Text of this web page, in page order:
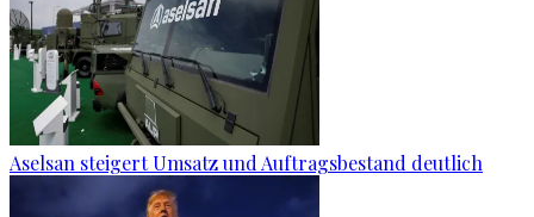
Aselsan steigert Umsatz und Auftragsbestand deutlich